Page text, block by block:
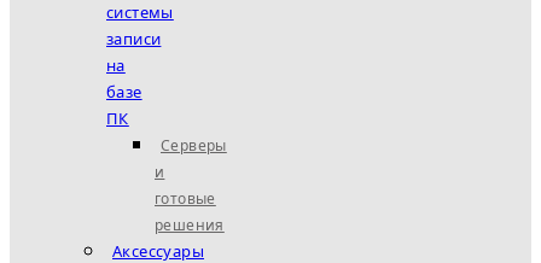
системы
записи
на
базе
ПК
Серверы
и
готовые
решения
Аксессуары